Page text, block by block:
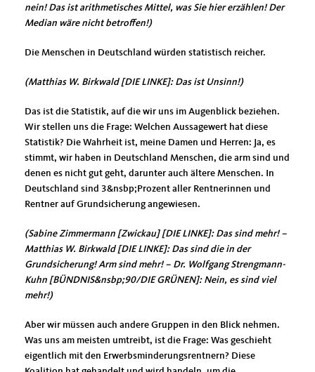
nein! Das ist arithmetisches Mittel, was Sie hier erzählen! Der
Median wäre nicht betroffen!)
Die Menschen in Deutschland würden statistisch reicher.
(Matthias W. Birkwald [DIE LINKE]: Das ist Unsinn!)
Das ist die Statistik, auf die wir uns im Augenblick beziehen.
Wir stellen uns die Frage: Welchen Aussagewert hat diese
Statistik? Die Wahrheit ist, meine Damen und Herren: Ja, es
stimmt, wir haben in Deutschland Menschen, die arm sind und
denen es nicht gut geht, darunter auch ältere Menschen. In
Deutschland sind 3&nsbp;Prozent aller Rentnerinnen und
Rentner auf Grundsicherung angewiesen.
(Sabine Zimmermann [Zwickau] [DIE LINKE]: Das sind mehr! –
Matthias W. Birkwald [DIE LINKE]: Das sind die in der
Grundsicherung! Arm sind mehr! – Dr. Wolfgang Strengmann-
Kuhn [BÜNDNIS&nsbp;90/DIE GRÜNEN]: Nein, es sind viel
mehr!)
Aber wir müssen auch andere Gruppen in den Blick nehmen.
Was uns am meisten umtreibt, ist die Frage: Was geschieht
eigentlich mit den Erwerbsminderungsrentnern? Diese